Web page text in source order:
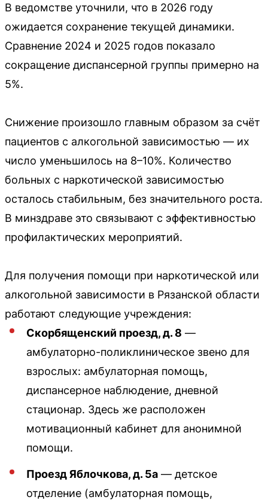
В ведомстве уточнили, что в 2026 году
ожидается сохранение текущей динамики.
Сравнение 2024 и 2025 годов показало
сокращение диспансерной группы примерно на
5%.
Снижение произошло главным образом за счёт
пациентов с алкогольной зависимостью — их
число уменьшилось на 8–10%. Количество
больных с наркотической зависимостью
осталось стабильным, без значительного роста.
В минздраве это связывают с эффективностью
профилактических мероприятий.
Для получения помощи при наркотической или
алкогольной зависимости в Рязанской области
работают следующие учреждения:
Скорбященский проезд, д. 8 —
амбулаторно-поликлиническое звено для
взрослых: амбулаторная помощь,
диспансерное наблюдение, дневной
стационар. Здесь же расположен
мотивационный кабинет для анонимной
помощи.
Проезд Яблочкова, д. 5а — детское
отделение (амбулаторная помощь,